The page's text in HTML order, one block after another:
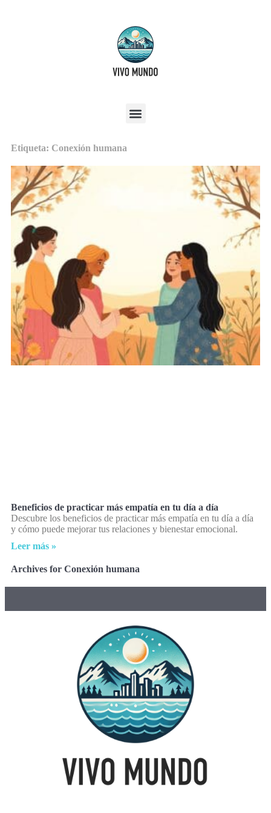
Etiqueta: Conexión humana
Beneficios de practicar más empatía en tu día a día
Descubre los beneficios de practicar más empatía en tu día a día
y cómo puede mejorar tus relaciones y bienestar emocional.
Leer más »
Archives for Conexión humana